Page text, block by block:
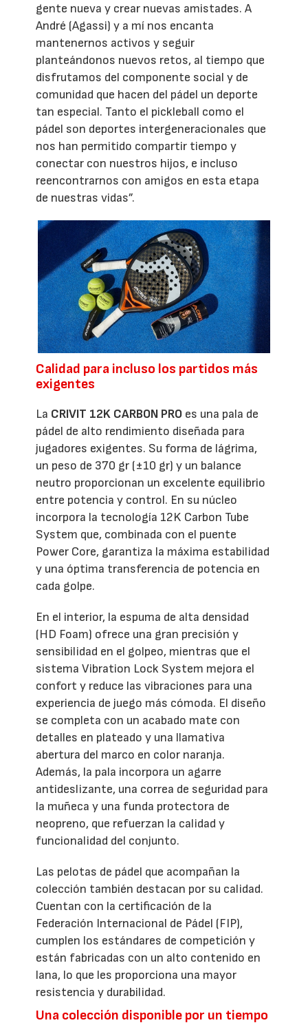
gente nueva y crear nuevas amistades. A
André (Agassi) y a mí nos encanta
mantenernos activos y seguir
planteándonos nuevos retos, al tiempo que
disfrutamos del componente social y de
comunidad que hacen del pádel un deporte
tan especial. Tanto el pickleball como el
pádel son deportes intergeneracionales que
nos han permitido compartir tiempo y
conectar con nuestros hijos, e incluso
reencontrarnos con amigos en esta etapa
de nuestras vidas”.
Calidad para incluso los partidos más
exigentes
La CRIVIT 12K CARBON PRO es una pala de
pádel de alto rendimiento diseñada para
jugadores exigentes. Su forma de lágrima,
un peso de 370 gr (±10 gr) y un balance
neutro proporcionan un excelente equilibrio
entre potencia y control. En su núcleo
incorpora la tecnología 12K Carbon Tube
System que, combinada con el puente
Power Core, garantiza la máxima estabilidad
y una óptima transferencia de potencia en
cada golpe.
En el interior, la espuma de alta densidad
(HD Foam) ofrece una gran precisión y
sensibilidad en el golpeo, mientras que el
sistema Vibration Lock System mejora el
confort y reduce las vibraciones para una
experiencia de juego más cómoda. El diseño
se completa con un acabado mate con
detalles en plateado y una llamativa
abertura del marco en color naranja.
Además, la pala incorpora un agarre
antideslizante, una correa de seguridad para
la muñeca y una funda protectora de
neopreno, que refuerzan la calidad y
funcionalidad del conjunto.
Las pelotas de pádel que acompañan la
colección también destacan por su calidad.
Cuentan con la certificación de la
Federación Internacional de Pádel (FIP),
cumplen los estándares de competición y
están fabricadas con un alto contenido en
lana, lo que les proporciona una mayor
resistencia y durabilidad.
Una colección disponible por un tiempo